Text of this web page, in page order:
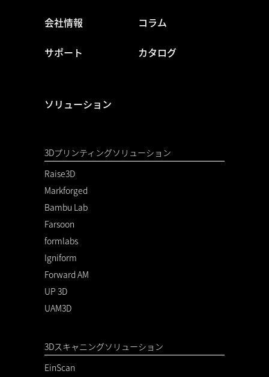
会社情報 コラム
サポート カタログ
ソリューション
3Dプリンティングソリューション
Raise3D
Markforged
Bambu Lab
Farsoon
formlabs
Igniform
Forward AM
UP 3D
UAM3D
3Dスキャニングソリューション
EinScan